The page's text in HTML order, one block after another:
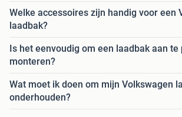
Welke accessoires zijn handig voor een
laadbak?
Is het eenvoudig om een laadbak aan
monteren?
Wat moet ik doen om mijn Volkswagen
onderhouden?